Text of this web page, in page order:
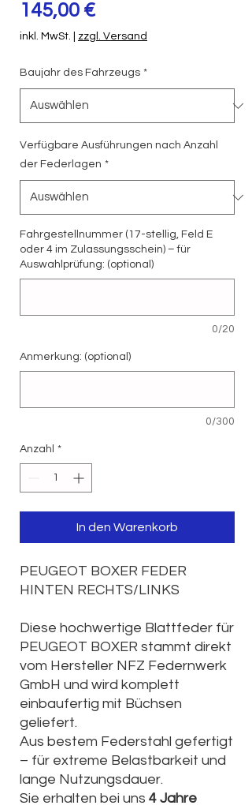
145,00 €Preis
inkl. MwSt. zzgl. Versand
Baujahr des Fahrzeugs *
Verfügbare Ausführungen nach Anzahl
der Federlagen *
Fahrgestellnummer (17-stellig, Feld E
oder 4 im Zulassungsschein) – für
Auswahlprüfung: (optional)
0/20
Anmerkung: (optional)
0/300
Anzahl *
In den Warenkorb
PEUGEOT BOXER FEDER
HINTEN RECHTS/LINKS
Diese hochwertige Blattfeder für
PEUGEOT BOXER stammt direkt
vom Hersteller NFZ Federnwerk
GmbH und wird komplett
einbaufertig mit Büchsen
geliefert.
Aus bestem Federstahl gefertigt
– für extreme Belastbarkeit und
lange Nutzungsdauer.
Sie erhalten bei uns 4 Jahre